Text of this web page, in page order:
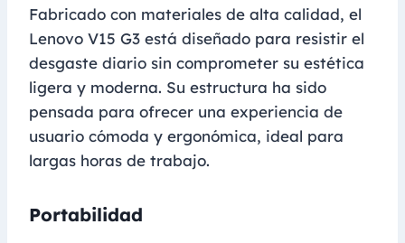
Fabricado con materiales de alta calidad, el
Lenovo V15 G3 está diseñado para resistir el
desgaste diario sin comprometer su estética
ligera y moderna. Su estructura ha sido
pensada para ofrecer una experiencia de
usuario cómoda y ergonómica, ideal para
largas horas de trabajo.
Portabilidad